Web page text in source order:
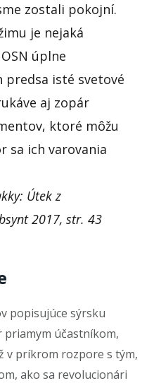
zostali pokojní.
je nejaká
úplne
predsa isté svetové
aj zopár
ktoré môžu
sa ich varovania
Útek z
2017, str. 43
popisujúce sýrsku
priamym účastníkom,
v príkrom rozpore s tým,
ako sa revolucionári